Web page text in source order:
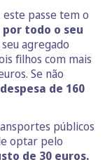
passe tem o
por todo o seu
agregado
filhos com mais
Se não
de 160
públicos
optar pelo
de 30 euros.